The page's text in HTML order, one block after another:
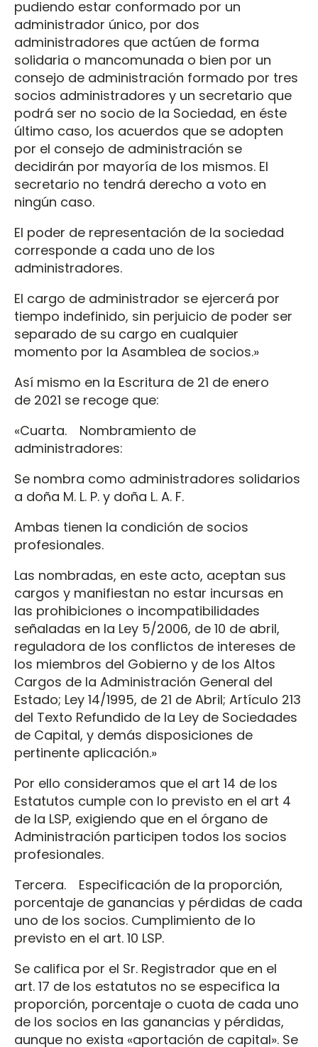
pudiendo estar conformado por un
administrador único, por dos
administradores que actúen de forma
solidaria o mancomunada o bien por un
consejo de administración formado por tres
socios administradores y un secretario que
podrá ser no socio de la Sociedad, en éste
último caso, los acuerdos que se adopten
por el consejo de administración se
decidirán por mayoría de los mismos. El
secretario no tendrá derecho a voto en
ningún caso.
El poder de representación de la sociedad
corresponde a cada uno de los
administradores.
El cargo de administrador se ejercerá por
tiempo indefinido, sin perjuicio de poder ser
separado de su cargo en cualquier
momento por la Asamblea de socios.»
Así mismo en la Escritura de 21 de enero
de 2021 se recoge que:
«Cuarta. Nombramiento de
administradores:
Se nombra como administradores solidarios
a doña M. L. P. y doña L. A. F.
Ambas tienen la condición de socios
profesionales.
Las nombradas, en este acto, aceptan sus
cargos y manifiestan no estar incursas en
las prohibiciones o incompatibilidades
señaladas en la Ley 5/2006, de 10 de abril,
reguladora de los conflictos de intereses de
los miembros del Gobierno y de los Altos
Cargos de la Administración General del
Estado; Ley 14/1995, de 21 de Abril; Artículo 213
del Texto Refundido de la Ley de Sociedades
de Capital, y demás disposiciones de
pertinente aplicación.»
Por ello consideramos que el art 14 de los
Estatutos cumple con lo previsto en el art 4
de la LSP, exigiendo que en el órgano de
Administración participen todos los socios
profesionales.
Tercera. Especificación de la proporción,
porcentaje de ganancias y pérdidas de cada
uno de los socios. Cumplimiento de lo
previsto en el art. 10 LSP.
Se califica por el Sr. Registrador que en el
art. 17 de los estatutos no se especifica la
proporción, porcentaje o cuota de cada uno
de los socios en las ganancias y pérdidas,
aunque no exista «aportación de capital». Se